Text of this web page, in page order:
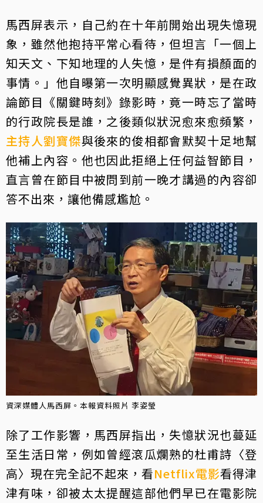
馬西屏表示，自己約在十年前開始出現失憶現
象，雖然他抱持平常心看待，但坦言「一個上
知天文、下知地理的人失憶，是件有損顏面的
事情。」他自曝第一次明顯感覺異狀，是在政
論節目《關鍵時刻》錄影時，竟一時忘了當時
的行政院長是誰，之後類似狀況愈來愈頻繁，
主持人劉寶傑與後來的俊相都會默契十足地幫
他補上內容。他也因此拒絕上任何益智節目，
直言曾在節目中被問到前一晚才講過的內容卻
答不出來，讓他備感尷尬。
資深媒體人馬西屏。本報資料照片 李姿瑩
除了工作影響，馬西屏指出，失憶狀況也蔓延
至生活日常，例如曾經滾瓜爛熟的杜甫詩〈登
高〉現在完全記不起來，看Netflix電影看得津
津有味，卻被太太提醒這部他們早已在電影院